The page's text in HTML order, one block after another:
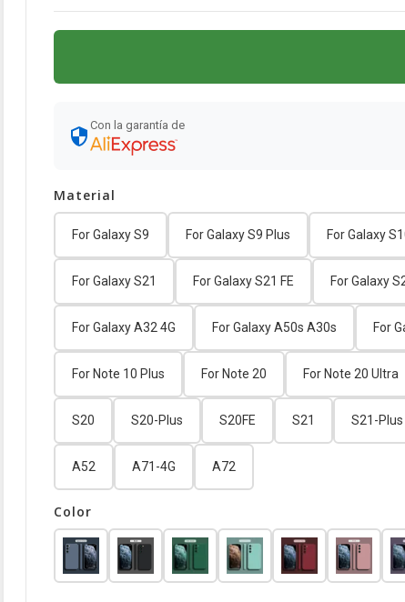
Con la garantía de
Material
For Galaxy S9 For Galaxy S9 Plus For Galaxy
For Galaxy S21 For Galaxy S21 FE For Galaxy
For Galaxy A32 4G For Galaxy A50s A30s For
For Note 10 Plus For Note 20 For Note 20 Ultra
S20 S20-Plus S20FE S21 S21-Plus
A52 A71-4G A72
Color